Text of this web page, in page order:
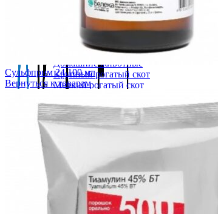
Электролит
Ветеринарные шприцы для птиц (SOCOREX)
Кормовые добавки
Гепатопротектор
Добавка кормовая подкисляющая
Домашние животные
Крупный рогатый скот
Мелкий рогатый скот
Свиноводство
Спецпредложения
Вопросы по вет. препаратам
8 771-766-95-91
Сульфприм 24 100 мл
Вернуться к товарам